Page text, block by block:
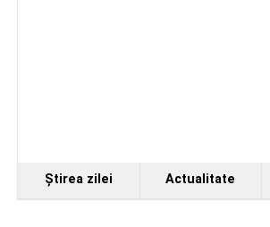
reprezintă doar începutul unei serii de
avea loc pe parcursul taberei,
Ştirea zilei Actualitate